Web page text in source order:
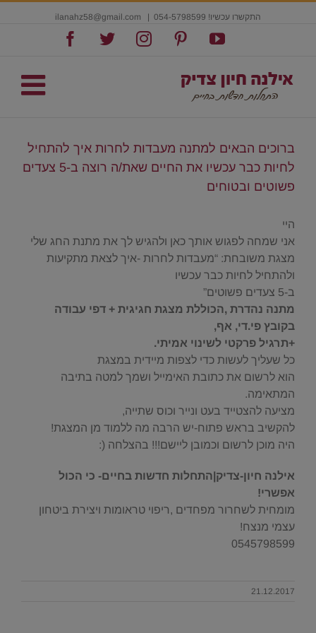
התקשרו עכשיו! 054-5798599
YouTube
Pinterest
Instagram
Twitter
ברוכים הבאים למתנה מעבדות לחרות איך להתחיל
לחיות כבר עכשיו את החיים שאת/ה רוצה ב-5 צעדים
פשוטים ובטוחים
היי
אני שמחה לפגוש אותך כאן ולהגיש לך את מתנת החג שלי
מצגת משובחת: “מעבדות לחרות -איך לצאת מתקיעות
ולהתחיל לחיות כבר עכשיו
ב-5 צעדים פשוטים”
מתנה נהדרת ,הכוללת מצגת חגיגית + דפי עבודה
בקובץ פי.די, אף,
+תרגיל פרקטי לשינוי אמיתי.
כל שעליך לעשות כדי לצפות מיידית במצגת
הוא לרשום את כתובת האימייל ושמך למטה בתיבה
המתאימה.
מציעה להצטייד בעט ונייר וכוס שתייה,
להקשיב בראש פתוח-יש הרבה מה ללמוד מן המצגת!
היה מוכן לרשום וכמובן ליישם!!! בהצלחה (:
אילנה חיון-צדיק|התחלות חדשות בחיים- כי הכול
אפשרי!
מומחית לשחרור מפחדים ,ריפוי טראומות ויצירת ביטחון
עצמי מנצח!
0545798599
21.12.2017